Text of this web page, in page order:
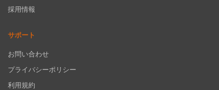
採用情報
サポート
お問い合わせ
プライバシーポリシー
利用規約